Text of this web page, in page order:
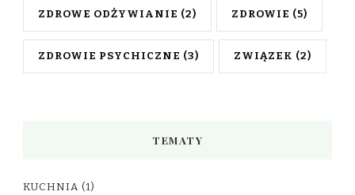
ZDROWE ODŻYWIANIE (2) ZDROWIE (5)
ZDROWIE PSYCHICZNE (3) ZWIĄZEK (2)
TEMATY
KUCHNIA (1)